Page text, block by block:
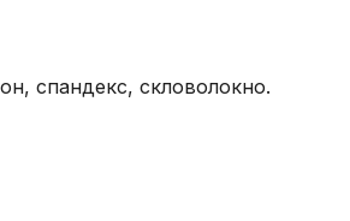
спандекс, скловолокно.